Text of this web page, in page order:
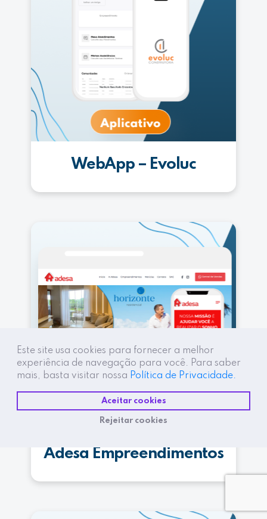
WebApp – Evoluc
Adesa Empreendimentos
Este site usa cookies para fornecer a melhor
experiência de navegação para você. Para saber
mais, basta visitar nossa Política de Privacidade.
Aceitar cookies
Rejeitar cookies